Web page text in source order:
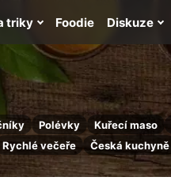
Polévky Kuřecí maso
Rychlé večeře Česká kuchyně
triky Foodie Diskuze